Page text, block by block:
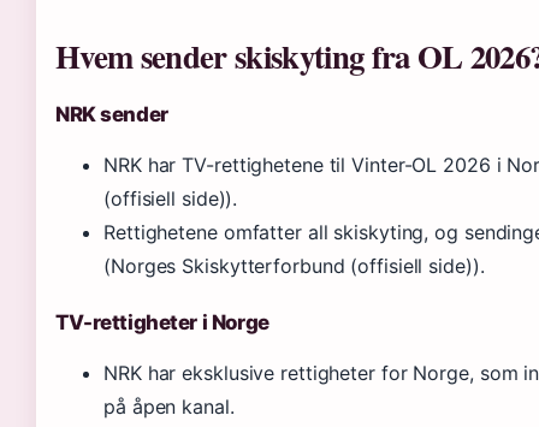
Hvem sender skiskyting fra OL
NRK sender
NRK har TV-rettighetene til Vinter-OL 2026 i
(offisiell side)).
Rettighetene omfatter all skiskyting, og
(Norges Skiskytterforbund (offisiell side)).
TV-rettigheter i Norge
NRK har eksklusive rettigheter for Norge, som
på åpen kanal.